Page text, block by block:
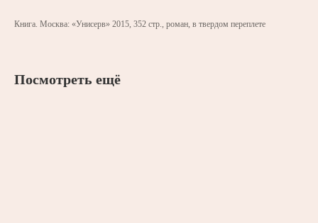
Книга. Москва: «Унисерв» 2015, 352 стр., роман, в твердом переплете
Посмотреть ещё